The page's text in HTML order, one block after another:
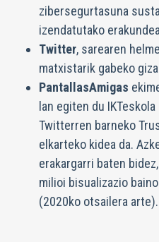
zibersegurtasuna
izendatutako
Twitter, sarearen
matxistarik gabeko
PantallasAmigas
lan egiten du
Twitterren barneko
elkarteko kidea da.
erakargarri baten
milioi bisualizazio
(2020ko otsailera arte).